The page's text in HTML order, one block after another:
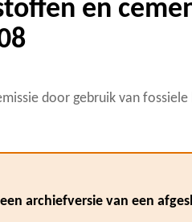
en
door gebruik van
archiefversie van een